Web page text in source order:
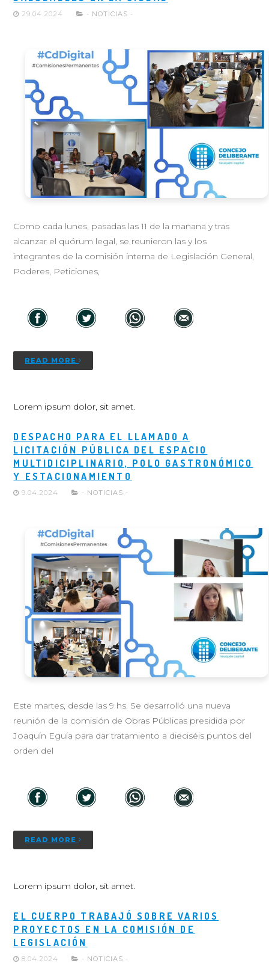
29.04.2024 - NOTICIAS -
Como cada lunes, pasadas las 11 de la mañana y tras
alcanzar el quórum legal, se reunieron las y los
integrantes de la comisión interna de Legislación General,
Poderes, Peticiones,
READ MORE
Lorem ipsum dolor, sit amet.
DESPACHO PARA EL LLAMADO A
LICITACIÓN PÚBLICA DEL ESPACIO
MULTIDICIPLINARIO, POLO GASTRONÓMICO
Y ESTACIONAMIENTO
9.04.2024 - NOTICIAS -
Este martes, desde las 9 hs. Se desarrolló una nueva
reunión de la comisión de Obras Públicas presidida por
Joaquín Eguía para dar tratamiento a dieciséis puntos del
orden del
READ MORE
Lorem ipsum dolor, sit amet.
EL CUERPO TRABAJÓ SOBRE VARIOS
PROYECTOS EN LA COMISIÓN DE
LEGISLACIÓN
8.04.2024 - NOTICIAS -